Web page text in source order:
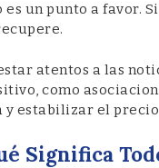
es un punto a favor.
atentos a las
como
estabilizar el
Significa